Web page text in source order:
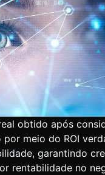
obtido após
meio do ROI
garantindo
rentabilidade no